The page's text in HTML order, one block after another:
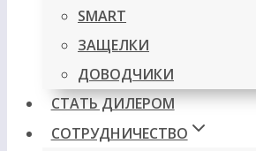
SMART
ЗАЩЕЛКИ
ДОВОДЧИКИ
СТАТЬ ДИЛЕРОМ
СОТРУДНИЧЕСТВО